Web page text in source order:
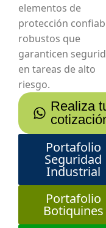
elementos de
protección
robustos que
garanticen
en tareas de alto
riesgo.
Realiza
Portafolio
Seguridad
Industrial
Portafolio
Botiquines